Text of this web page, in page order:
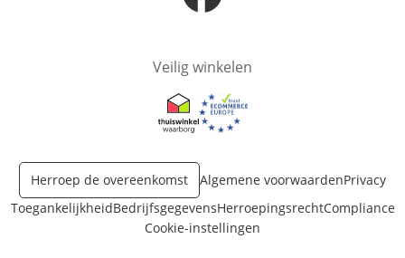
Opent in nieuw venster
Veilig winkelen
Opent in nieuw venster
Opent in nieuw venster
Herroep de overeenkomst Algemene voorwaardenPrivacy
ToegankelijkheidBedrijfsgegevensHerroepingsrechtCompliance
Cookie-instellingen